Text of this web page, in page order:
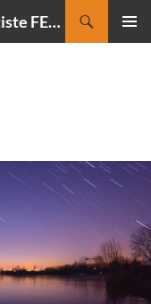
CIELMANIA : le blog de Jean-Baptiste FELDMANN, photographe du ciel